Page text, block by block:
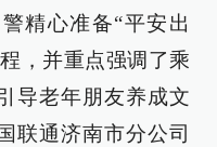
精心准备“平安出
，并重点强调了乘
导老年朋友养成文
联通济南市分公司